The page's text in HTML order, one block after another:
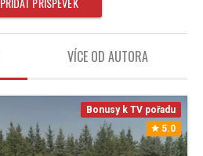
VÍCE OD AUTORA
Bonusy k TV pořadu
5.0